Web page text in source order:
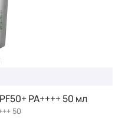
PA++++ 50 мл
50